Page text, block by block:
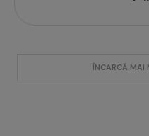
ÎNCARCĂ MAI